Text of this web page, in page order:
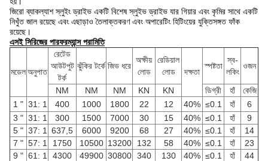
জিরো ব্যাকল্যাশ স্লুইং ড্রাইভ একটি বিশেষ স্লুইভ ড্রাইভ যার গিয়ার এবং কৃমির সাথে একটি
নিখুঁত জাল রয়েছে এবং এছাড়াও তৈলাক্তকরণ এবং অপারেটিং হিটিংয়ের যুক্তিসঙ্গত ফাঁক
রয়েছে।
এসই সিরিজের পারফরম্যান্স পরামিতি
মডেলঅনুপাত
রেটেড
আউটপুট
টর্ক
ঝুঁকির টর্কে জিভ ধরে
অক্ষীয়
লোড
রেডিয়াল
লোড
দক্ষতা
স্পষ্টতা
স্ব-
লকিং
ওজন
NM NM NM KN KN ডিগ্রী হাঁ
কেজি
1 " 31: 1 400 1000 1800 22 12 40% ≤0.1 হাঁ
6
3 " 31: 1 300 1500 7000 30 15 40% ≤0.1 হাঁ
9
5 " 37: 1 637,5 6000 9200 68 27 40% ≤0.1 হাঁ
14
7 " 57: 1 1750 10500 13200 132 58 40% ≤0.1 হাঁ
23
9 " 61: 1 4300 49900 30800 340 130 40% ≤0.1 হাঁ
44